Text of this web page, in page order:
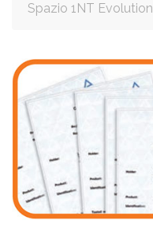
Spazio 1NT Evolution